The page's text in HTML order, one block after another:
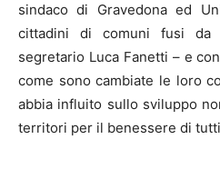
sindaco di Gravedona ed
cittadini di comuni fusi
segretario Luca Fanetti – e
come sono cambiate le loro
abbia influito sullo sviluppo
territori per il benessere di